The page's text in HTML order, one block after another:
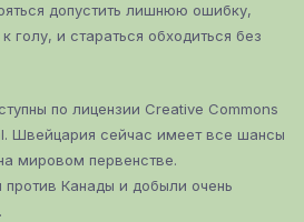
допустить лишнюю ошибку,
голу, и стараться обходиться без
по лицензии Creative Commons
Швейцария сейчас имеет все шансы
мировом первенстве.
против Канады и добыли очень